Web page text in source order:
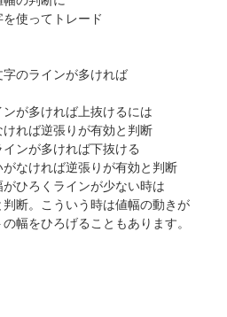
使ってトレード
字のラインが多ければ
ンが多ければ上抜けるには
れば逆張りが有効と判断
ンが多ければ下抜ける
なければ逆張りが有効と判断
がひろくラインが少ない時は
断。こういう時は値幅の動きが
幅をひろげることもあります。